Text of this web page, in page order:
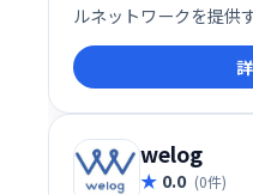
ルネットワークを提供
Webアプリケーショ
ープライズ情報ポータ
ると、ユーザーは、
れたスペースを作成し
す。
welog
0.0 (0件)